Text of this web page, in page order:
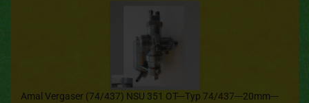
Amal Vergaser (74/437) NSU 351 OT---Typ 74/437---20mm---